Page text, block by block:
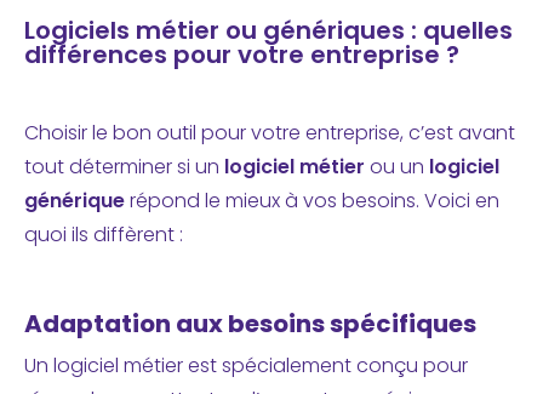
Logiciels métier ou génériques : quelles
différences pour votre entreprise ?
Choisir le bon outil pour votre entreprise, c’est avant
tout déterminer si un
logiciel métier ou un
logiciel
générique répond le mieux à vos besoins. Voici en
quoi ils diffèrent :
Adaptation aux besoins spécifiques
Un logiciel métier est spécialement conçu pour